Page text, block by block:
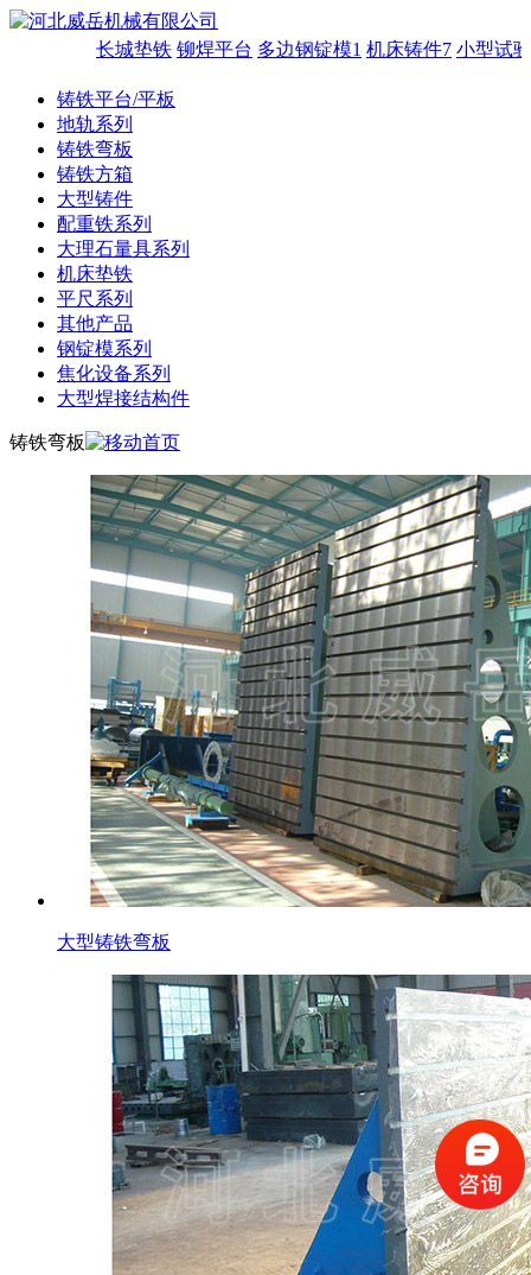
长城垫铁 铆焊平台 多边钢锭模1 机床铸件7 小型试
铸铁平台/平板
地轨系列
铸铁弯板
铸铁方箱
大型铸件
配重铁系列
大理石量具系列
机床垫铁
平尺系列
其他产品
钢锭模系列
焦化设备系列
大型焊接结构件
铸铁弯板
大型铸铁弯板